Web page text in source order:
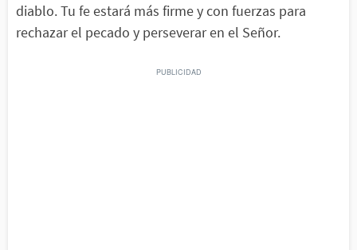
diablo. Tu fe estará más firme y con fuerzas para
rechazar el pecado y perseverar en el Señor.